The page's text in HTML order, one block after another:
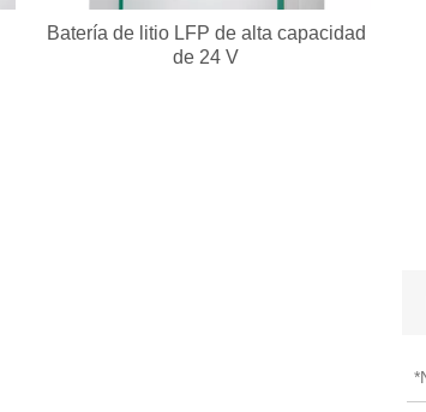
Batería de litio LFP de alta capacidad
de 24 V